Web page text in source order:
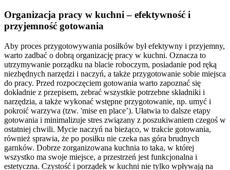
Organizacja pracy w kuchni – efektywność i
przyjemność gotowania
Aby proces przygotowywania posiłków był efektywny i przyjemny,
warto zadbać o dobrą organizację pracy w kuchni. Oznacza to
utrzymywanie porządku na blacie roboczym, posiadanie pod ręką
niezbędnych narzędzi i naczyń, a także przygotowanie sobie miejsca
do pracy. Przed rozpoczęciem gotowania warto zapoznać się
dokładnie z przepisem, zebrać wszystkie potrzebne składniki i
narzędzia, a także wykonać wstępne przygotowanie, np. umyć i
pokroić warzywa (tzw. 'mise en place’). Ułatwia to dalsze etapy
gotowania i minimalizuje stres związany z poszukiwaniem czegoś w
ostatniej chwili. Mycie naczyń na bieżąco, w trakcie gotowania,
również sprawia, że po posiłku nie czeka nas góra brudnych
garnków. Dobrze zorganizowana kuchnia to taka, w której
wszystko ma swoje miejsce, a przestrzeń jest funkcjonalna i
estetyczna. Czystość i porządek w kuchni nie tylko wpływają na